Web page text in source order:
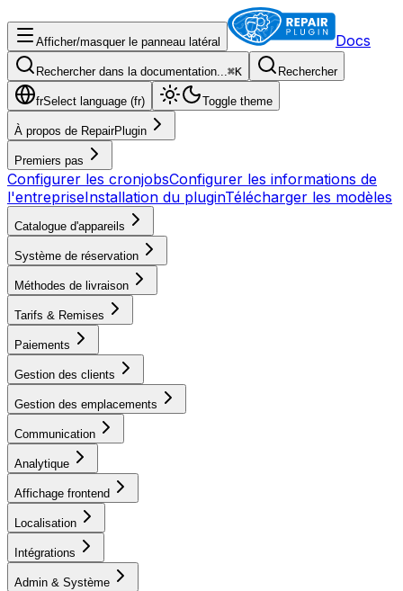
Afficher/masquer le panneau latéral Docs
Rechercher dans la documentation...⌘K Rechercher
frSelect language (fr) Toggle theme
À propos de RepairPlugin
Premiers pas
Configurer les cronjobsConfigurer les informations de
l'entrepriseInstallation du pluginTélécharger les modèles
Catalogue d'appareils
Système de réservation
Méthodes de livraison
Tarifs & Remises
Paiements
Gestion des clients
Gestion des emplacements
Communication
Analytique
Affichage frontend
Localisation
Intégrations
Admin & Système